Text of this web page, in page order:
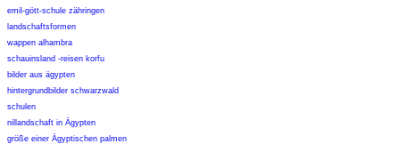
emil-gött-schule zähringen
landschaftsformen
wappen alhambra
schauinsland -reisen korfu
bilder aus ägypten
hintergrundbilder schwarzwald
schulen
nillandschaft in Ägypten
größe einer Ägyptischen palmen